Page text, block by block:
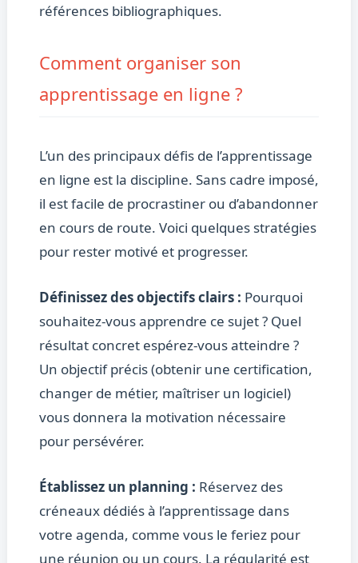
références bibliographiques.
Comment organiser son
apprentissage en ligne ?
L’un des principaux défis de l’apprentissage
en ligne est la discipline. Sans cadre imposé,
il est facile de procrastiner ou d’abandonner
en cours de route. Voici quelques stratégies
pour rester motivé et progresser.
Définissez des objectifs clairs : Pourquoi
souhaitez-vous apprendre ce sujet ? Quel
résultat concret espérez-vous atteindre ?
Un objectif précis (obtenir une certification,
changer de métier, maîtriser un logiciel)
vous donnera la motivation nécessaire
pour persévérer.
Établissez un planning : Réservez des
créneaux dédiés à l’apprentissage dans
votre agenda, comme vous le feriez pour
une réunion ou un cours. La régularité est